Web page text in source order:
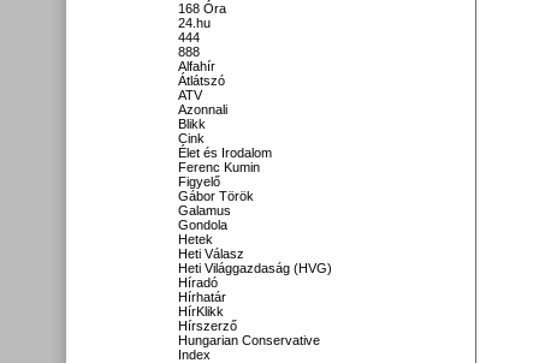
168 Óra
24.hu
444
888
Alfahír
Átlátszó
ATV
Azonnali
Blikk
Cink
Élet és Irodalom
Ferenc Kumin
Figyelő
Gábor Török
Galamus
Gondola
Hetek
Heti Válasz
Heti Világgazdaság (HVG)
Híradó
Hírhatár
HírKlikk
Hírszerző
Hungarian Conservative
Index